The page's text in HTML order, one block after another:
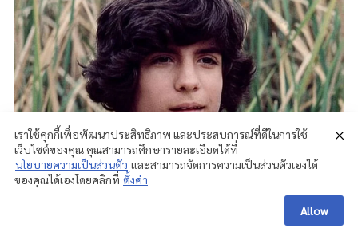
เราใช้คุกกี้เพื่อพัฒนาประสิทธิภาพ และประสบการณ์ที่ดีในการใช้
เว็บไซต์ของคุณ คุณสามารถศึกษารายละเอียดได้ที่
นโยบายความเป็นส่วนตัว และสามารถจัดการความเป็นส่วนตัวเองได้
ของคุณได้เองโดยคลิกที่ ตั้งค่า
Allow